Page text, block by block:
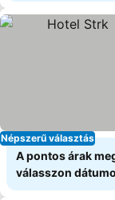
Népszerű választás
A pontos árak
válasszon